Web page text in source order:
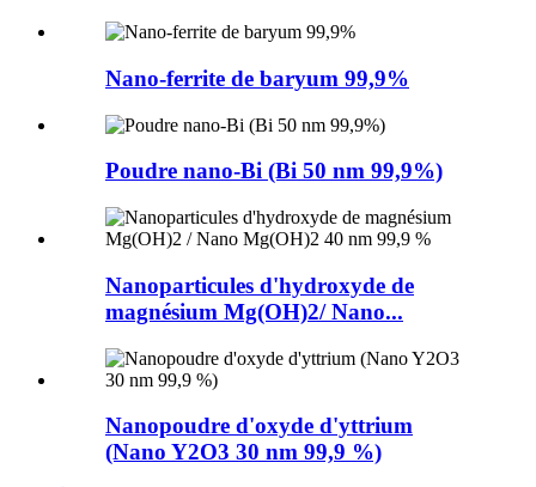
Nano-ferrite de baryum 99,9%
Poudre nano-Bi (Bi 50 nm 99,9%)
Nanoparticules d'hydroxyde de
magnésium Mg(OH)2/ Nano...
Nanopoudre d'oxyde d'yttrium
(Nano Y2O3 30 nm 99,9 %)